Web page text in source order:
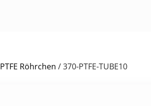
PTFE Röhrchen / 370-PTFE-TUBE10